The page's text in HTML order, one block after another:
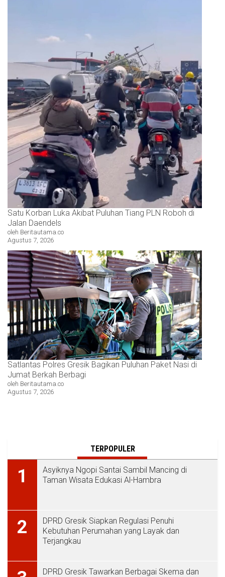
Satu Korban Luka Akibat Puluhan Tiang PLN Roboh di
Jalan Daendels
oleh Beritautama.co
Agustus 7, 2026
Satlantas Polres Gresik Bagikan Puluhan Paket Nasi di
Jumat Berkah Berbagi
oleh Beritautama.co
Agustus 7, 2026
TERPOPULER
1
Asyiknya Ngopi Santai Sambil Mancing di
Taman Wisata Edukasi Al-Hambra
2
DPRD Gresik Siapkan Regulasi Penuhi
Kebutuhan Perumahan yang Layak dan
Terjangkau
DPRD Gresik Tawarkan Berbagai Skema dan